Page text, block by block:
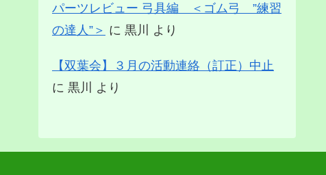
パーツレビュー 弓具編 ＜ゴム弓 ”練習
の達人”＞ に 黒川 より
【双葉会】３月の活動連絡（訂正）中止
に 黒川 より